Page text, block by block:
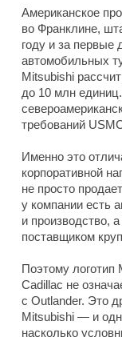
Американское
во Франклине,
году и за первые
автомобильных
Mitsubishi
до 10 млн
требований
Именно это
корпоративной
не просто
у компании есть
и производство,
поставщиком
Поэтому логотип
Cadillac не
с Outlander. Это
Mitsubishi — и
насколько